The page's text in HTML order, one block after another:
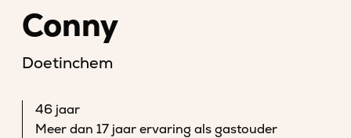
Conny
Doetinchem
46 jaar
Meer dan 17 jaar ervaring als gastouder